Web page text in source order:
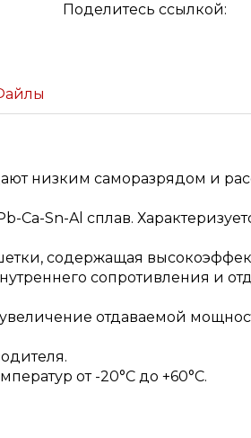
Поделитесь ссылкой:
низким саморазрядом и
Ca-Sn-Al сплав.
содержащая
сопротивления и
отдаваемой
от -20°C до +60°C.